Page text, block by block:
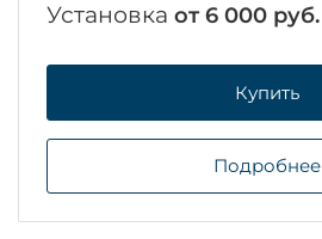
Установка от 6 000 руб.
Купить
Подробнее